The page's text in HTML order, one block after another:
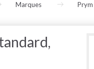
Marques Prym